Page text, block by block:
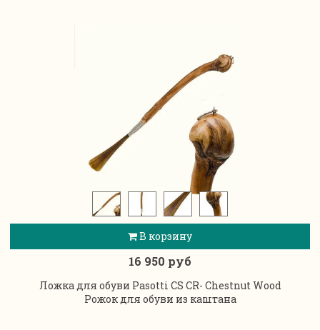
В корзину
16 950 руб
Ложка для обуви Pasotti CS CR- Chestnut Wood
Рожок для обуви из каштана